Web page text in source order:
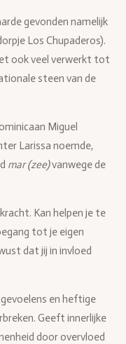
gevonden namelijk
Los Chupaderos).
ook veel verwerkt tot
steen van de
Miguel
Larissa noemde,
mar (zee)vanwege de
Kan helpen je te
tot je eigen
dat jij in invloed
en heftige
Geeft innerlijke
door overvloed